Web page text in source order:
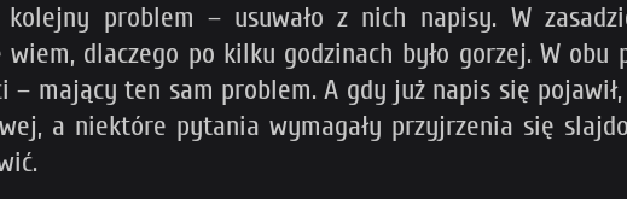
kolejny problem – usuwało z nich napisy. W
dlaczego po kilku godzinach było gorzej. W obu
mający ten sam problem. A gdy już napis się
a niektóre pytania wymagały przyjrzenia się